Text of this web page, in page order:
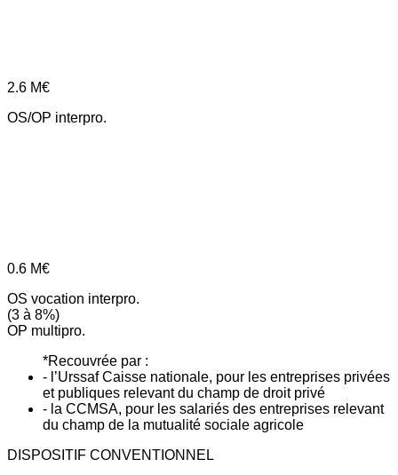
2.6 M€
OS/OP interpro.
0.6 M€
OS vocation interpro.
(3 à 8%)
OP multipro.
*Recouvrée par :
- l’Urssaf Caisse nationale, pour les entreprises privées
et publiques relevant du champ de droit privé
- la CCMSA, pour les salariés des entreprises relevant
du champ de la mutualité sociale agricole
DISPOSITIF CONVENTIONNEL